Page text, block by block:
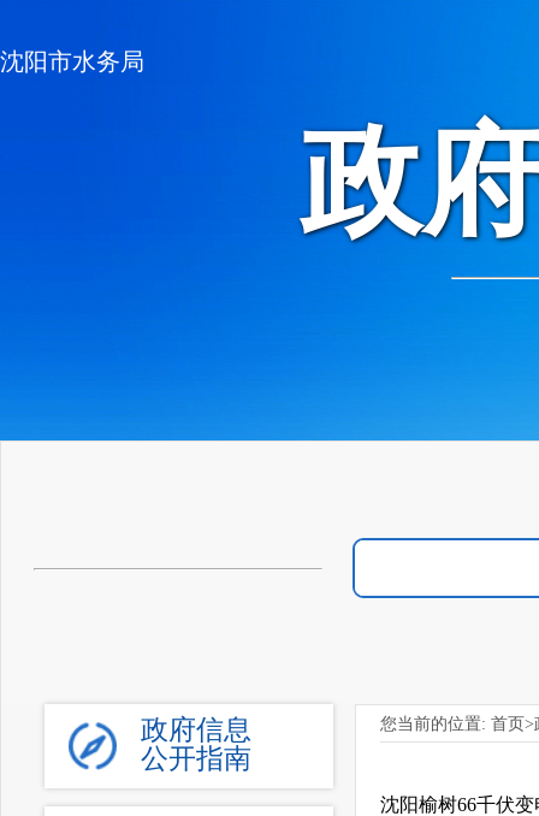
沈阳市水务局
政
政府信息
公开指南
您当前的位置: 首页>
沈阳榆树66千伏